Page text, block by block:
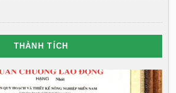
THÀNH TÍCH